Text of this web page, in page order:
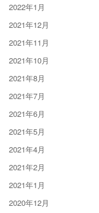
2022年1月
2021年12月
2021年11月
2021年10月
2021年8月
2021年7月
2021年6月
2021年5月
2021年4月
2021年2月
2021年1月
2020年12月